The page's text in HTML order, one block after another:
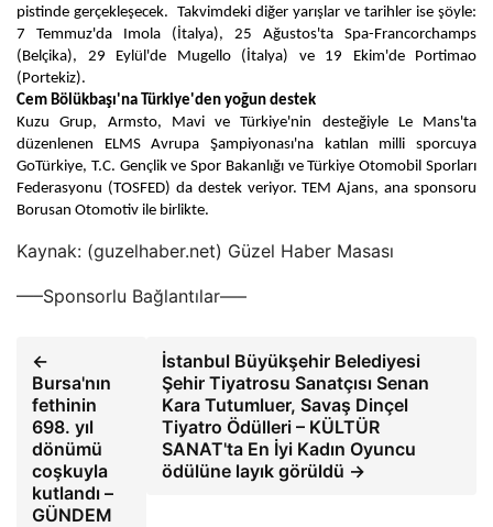
pistinde gerçekleşecek.  Takvimdeki diğer yarışlar ve tarihler ise şöyle:
7 Temmuz'da Imola (İtalya), 25 Ağustos'ta Spa-Francorchamps
(Belçika), 29 Eylül'de Mugello (İtalya) ve 19 Ekim'de Portimao
(Portekiz).
Cem Bölükbaşı'na Türkiye'den yoğun destek
Kuzu Grup, Armsto, Mavi ve Türkiye'nin desteğiyle Le Mans'ta
düzenlenen ELMS Avrupa Şampiyonası'na katılan milli sporcuya
GoTürkiye, T.C. Gençlik ve Spor Bakanlığı ve Türkiye Otomobil Sporları
Federasyonu (TOSFED) da destek veriyor. TEM Ajans, ana sponsoru
Borusan Otomotiv ile birlikte.
Kaynak: (guzelhaber.net) Güzel Haber Masası
—–Sponsorlu Bağlantılar—–
←
Bursa'nın
fethinin
698. yıl
dönümü
coşkuyla
kutlandı –
GÜNDEM
İstanbul Büyükşehir Belediyesi
Şehir Tiyatrosu Sanatçısı Senan
Kara Tutumluer, Savaş Dinçel
Tiyatro Ödülleri – KÜLTÜR
SANAT'ta En İyi Kadın Oyuncu
ödülüne layık görüldü →